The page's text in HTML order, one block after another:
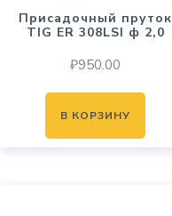
Присадочный пруток
TIG ER 308LSI ф 2,0
₽950.00
В КОРЗИНУ